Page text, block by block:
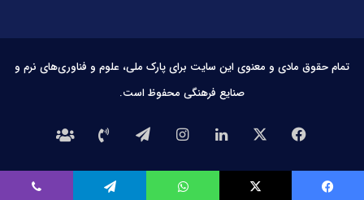
تمام حقوق مادی و معنوی این سایت برای پارک ملی، علوم و فناوری‌های نرم و
صنایع فرهنگی محفوظ است.
فیس
بوک
لینکدیناینستاگرامتلگرامتماس
با
درباره
ما